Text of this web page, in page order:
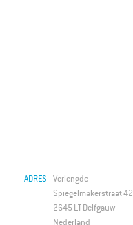
ADRES Verlengde
Spiegelmakerstraat 42
2645 LT Delfgauw
Nederland